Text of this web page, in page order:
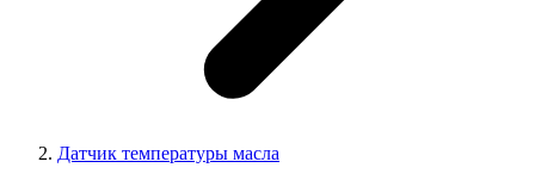
Датчик температуры масла